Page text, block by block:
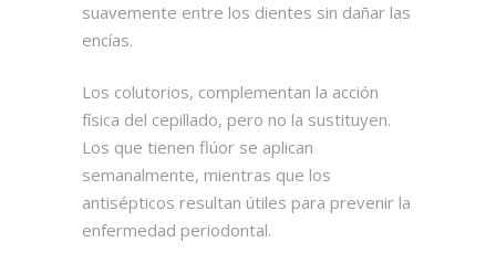
suavemente entre los dientes sin dañar las
encías.
Los colutorios, complementan la acción
física del cepillado, pero no la sustituyen.
Los que tienen flúor se aplican
semanalmente, mientras que los
antisépticos resultan útiles para prevenir la
enfermedad periodontal.